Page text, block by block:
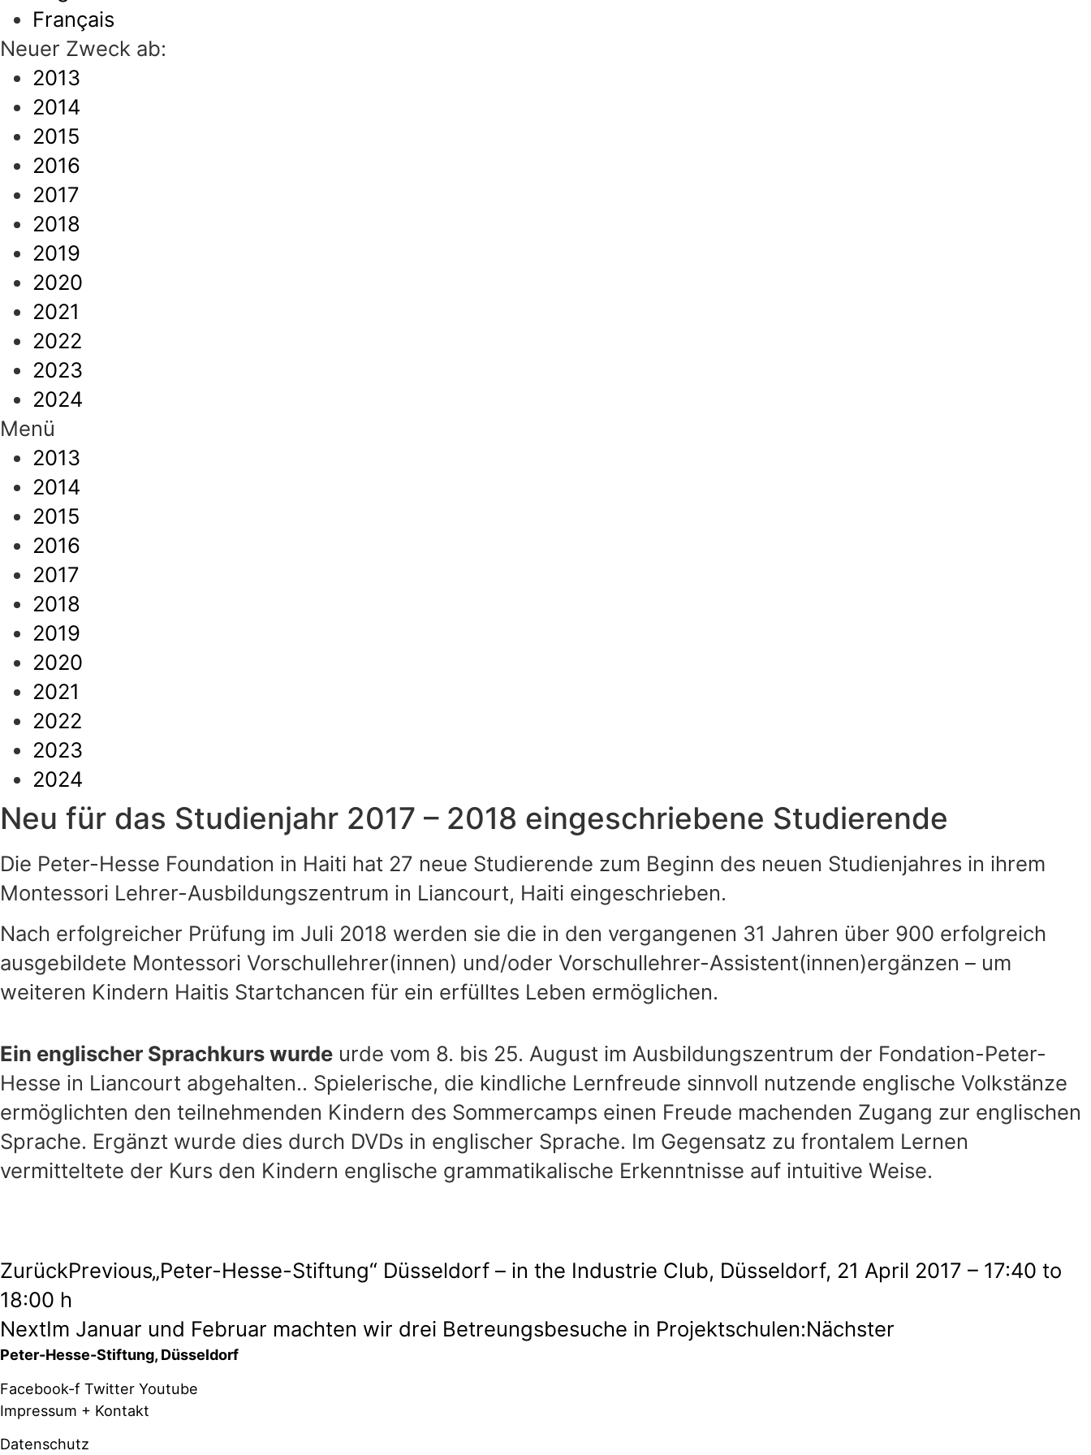
Français
Neuer Zweck ab:
2013
2014
2015
2016
2017
2018
2019
2020
2021
2022
2023
2024
Menü
2013
2014
2015
2016
2017
2018
2019
2020
2021
2022
2023
2024
Neu für das Studienjahr 2017 – 2018 eingeschriebene Studierende
Die Peter-Hesse Foundation in Haiti hat 27 neue Studierende zum Beginn des neuen Studienjahres in ihrem
Montessori Lehrer-Ausbildungszentrum in Liancourt, Haiti eingeschrieben.
Nach erfolgreicher Prüfung im Juli 2018 werden sie die in den vergangenen 31 Jahren über 900 erfolgreich
ausgebildete Montessori Vorschullehrer(innen) und/oder Vorschullehrer-Assistent(innen)ergänzen – um
weiteren Kindern Haitis Startchancen für ein erfülltes Leben ermöglichen.
Ein englischer Sprachkurs wurde urde vom 8. bis 25. August im Ausbildungszentrum der Fondation-Peter-
Hesse in Liancourt abgehalten.. Spielerische, die kindliche Lernfreude sinnvoll nutzende englische Volkstänze
ermöglichten den teilnehmenden Kindern des Sommercamps einen Freude machenden Zugang zur englischen
Sprache. Ergänzt wurde dies durch DVDs in englischer Sprache. Im Gegensatz zu frontalem Lernen
vermitteltete der Kurs den Kindern englische grammatikalische Erkenntnisse auf intuitive Weise.
ZurückPrevious„Peter-Hesse-Stiftung“ Düsseldorf – in the Industrie Club, Düsseldorf, 21 April 2017 – 17:40 to
18:00 h
NextIm Januar und Februar machten wir drei Betreungsbesuche in Projektschulen:Nächster
Peter-Hesse-Stiftung, Düsseldorf
Facebook-f Twitter Youtube
Impressum + Kontakt
Datenschutz